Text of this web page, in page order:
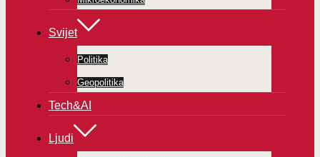
Svijet
Politika
Geopolitika
Tech&AI
Ljudi